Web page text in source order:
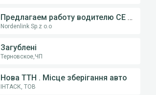
Предлагаем работу водителю СE категории на грузовом автовозе
Nordenlink Sp.z o.o
Загублені
Терновское,ЧП
Нова ТТН . Місце зберігання авто
ІНТАСК, ТОВ